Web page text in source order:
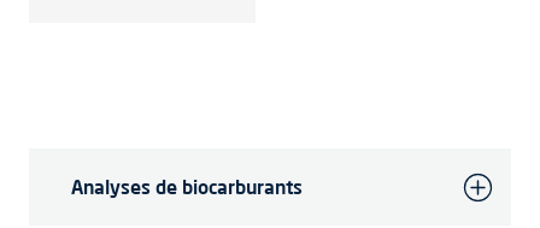
Analyses de biocarburants